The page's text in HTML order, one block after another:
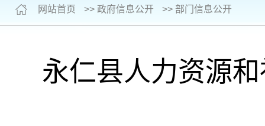
网站首页 >> 政府信息公开 >> 部门信息公开
永仁县人力资源